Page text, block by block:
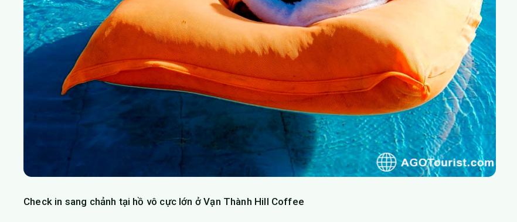
Check in sang chảnh tại hồ vô cực lớn ở Vạn Thành Hill Coffee